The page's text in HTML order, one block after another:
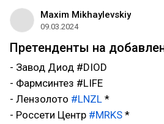
Maxim Mikhaylevskiy
09.03.2024
Претенденты на
- Завод Диод #DIOD
- Фармсинтез #LIFE
- Лензолото #LNZL *
- Россети Центр #MRKS *